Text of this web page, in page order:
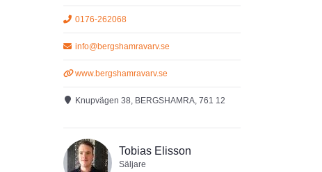
0176-262068
info@bergshamravarv.se
www.bergshamravarv.se
Knupvägen 38, BERGSHAMRA, 761 12
Tobias Elisson
Säljare